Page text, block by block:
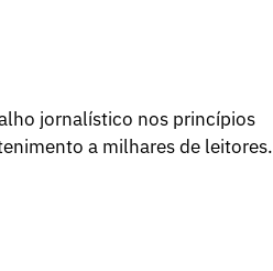
jornalístico nos princípios
a milhares de leitores.